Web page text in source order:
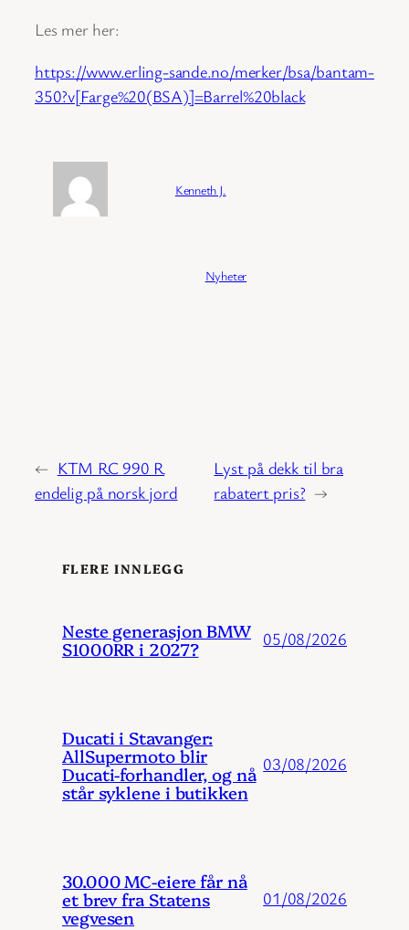
Les mer her:
https://www.erling-sande.no/merker/bsa/bantam-
350?v[Farge%20(BSA)]=Barrel%20black
Kenneth J.
Nyheter
← KTM RC 990 R
endelig på norsk jord
Lyst på dekk til bra
rabatert pris? →
FLERE INNLEGG
Neste generasjon BMW
S1000RR i 2027? 05/08/2026
Ducati i Stavanger:
AllSupermoto blir
Ducati-forhandler, og nå
står syklene i butikken
03/08/2026
30.000 MC-eiere får nå
et brev fra Statens
vegvesen
01/08/2026